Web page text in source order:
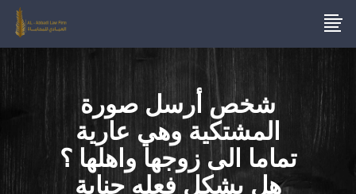
شخص أرسل صورة
المشتكية وهي عارية
تماما الى زوجها واهلها ؟
هل يشكل فعله جناية